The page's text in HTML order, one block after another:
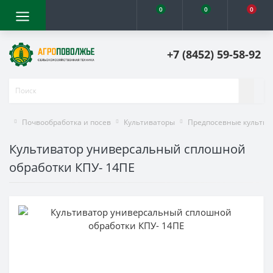
0 0 0
+7 (8452) 59-58-92
Почвообработка и посев Культиваторы Предпосевные
Культиватор универсальный сплошной
обработки КПУ- 14ПЕ